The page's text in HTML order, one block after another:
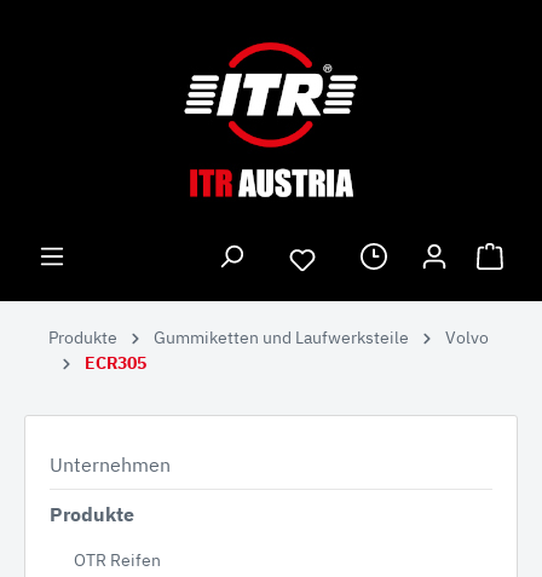
Produkte Gummiketten und Laufwerksteile
Volvo
ECR305
Unternehmen
Produkte
OTR Reifen